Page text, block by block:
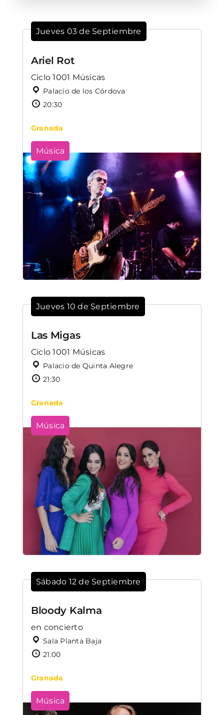
Jueves 03 de Septiembre
Ariel Rot
Ciclo 1001 Músicas
Palacio de los Córdova
20:30
Granada
Música
Jueves 10 de Septiembre
Las Migas
Ciclo 1001 Músicas
Palacio de Quinta Alegre
21:30
Granada
Música
Sábado 12 de Septiembre
Bloody Kalma
en concierto
Sala Planta Baja
21:00
Granada
Música